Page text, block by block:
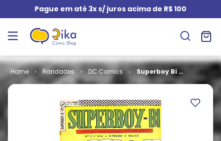
Pague em até 3x s/ juros acima de R$ 100
Raridades DC Comics
Superboy Bi -
1ª Série # 17